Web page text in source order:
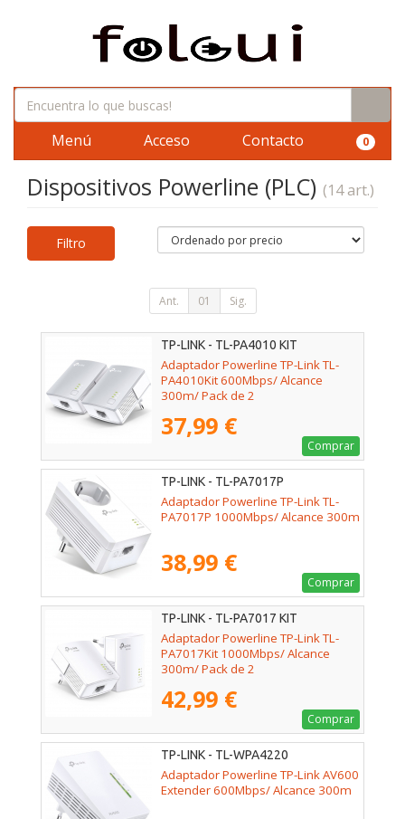
Menú Acceso Contacto 0
Dispositivos Powerline (PLC) (14 art.)
Filtro
Ant. 01 Sig.
TP-LINK - TL-PA4010 KIT
Adaptador Powerline TP-Link TL-
PA4010Kit 600Mbps/ Alcance
300m/ Pack de 2
37,99 €
Comprar
TP-LINK - TL-PA7017P
Adaptador Powerline TP-Link TL-
PA7017P 1000Mbps/ Alcance 300m
38,99 €
Comprar
TP-LINK - TL-PA7017 KIT
Adaptador Powerline TP-Link TL-
PA7017Kit 1000Mbps/ Alcance
300m/ Pack de 2
42,99 €
Comprar
TP-LINK - TL-WPA4220
Adaptador Powerline TP-Link AV600
Extender 600Mbps/ Alcance 300m